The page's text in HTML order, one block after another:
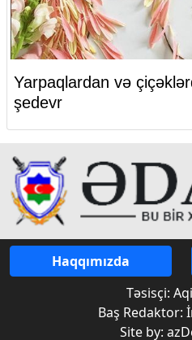
Yarpaqlardan və
şedevr
Haqqımızda
Təsisçi:
Baş Redaktor:
Site by: